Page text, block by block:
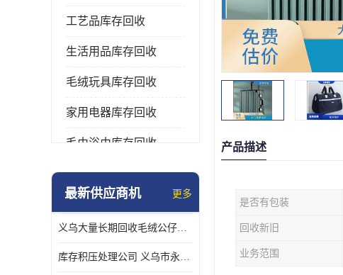
工艺品库存回收
生活用品库存回收
毛绒玩具库存回收
家用电器库存回收
毛巾浴巾库存回收
水杯保温杯库存回收
五金工具库存回收
库存厨具回收
最新供应商机 更多
义乌大量长期回收毛绒公仔公司 高价回收库存积压 高价回收 欢迎电话咨询
库存积压处理公司 义乌市永峰贸易商行
产品描述
是否有包装
回收新旧
业务范围